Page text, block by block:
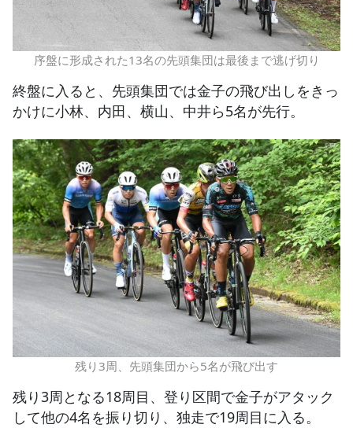
序盤に形成された13名の先頭集団は最後まで逃げ切り
終盤に入ると、先頭集団では金子の飛び出しをきっ
かけに小林、内田、横山、中井ら5名が先行。
残り3周、先頭集団から5名が飛び出す
残り3周となる18周目、登り区間で金子がアタック
して他の4名を振り切り、独走で19周目に入る。